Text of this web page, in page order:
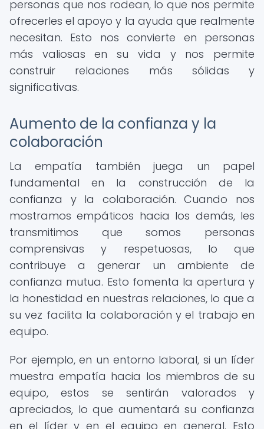
personas que nos rodean, lo que nos permite
ofrecerles el apoyo y la ayuda que realmente
necesitan. Esto nos convierte en personas
más valiosas en su vida y nos permite
construir relaciones más sólidas y
significativas.
Aumento de la confianza y la
colaboración
La empatía también juega un papel
fundamental en la construcción de la
confianza y la colaboración. Cuando nos
mostramos empáticos hacia los demás, les
transmitimos que somos personas
comprensivas y respetuosas, lo que
contribuye a generar un ambiente de
confianza mutua. Esto fomenta la apertura y
la honestidad en nuestras relaciones, lo que a
su vez facilita la colaboración y el trabajo en
equipo.
Por ejemplo, en un entorno laboral, si un líder
muestra empatía hacia los miembros de su
equipo, estos se sentirán valorados y
apreciados, lo que aumentará su confianza
en el líder y en el equipo en general. Esto